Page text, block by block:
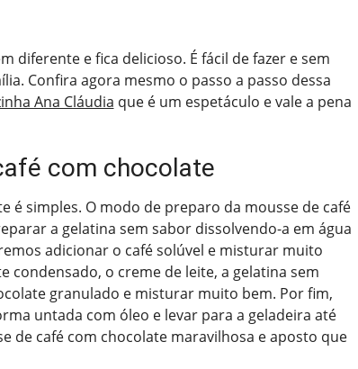
diferente e fica delicioso. É fácil de fazer e sem
Confira agora mesmo o passo a passo dessa
Ana Cláudia que é um espetáculo e vale a pena
com chocolate
é simples. O modo de preparo da mousse de café
a gelatina sem sabor dissolvendo-a em água
adicionar o café solúvel e misturar muito
condensado, o creme de leite, a gelatina sem
granulado e misturar muito bem. Por fim,
untada com óleo e levar para a geladeira até
de café com chocolate maravilhosa e aposto que